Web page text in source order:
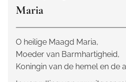
Maria
O heilige Maagd Maria,
Moeder van Barmhartigheid,
Koningin van de hemel en de